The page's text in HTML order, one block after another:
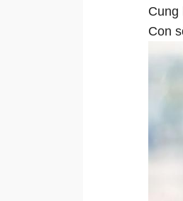
Cung
Con